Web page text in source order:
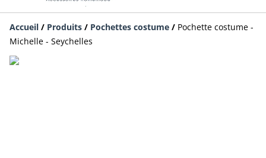
Accueil / Produits / Pochettes costume / Pochette costume -
Michelle - Seychelles